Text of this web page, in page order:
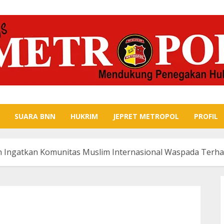
SUARA BNN HUKRIM JEPRET METROPOL PROFIL
Ingatkan Komunitas Muslim Internasional Waspada